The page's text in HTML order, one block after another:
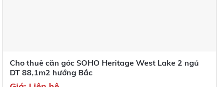
Cho thuê căn góc SOHO Heritage West Lake 2 ngủ
DT 88,1m2 hướng Bắc